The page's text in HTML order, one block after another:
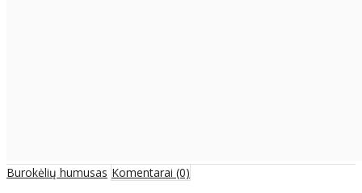
Burokėlių humusas Komentarai (0)